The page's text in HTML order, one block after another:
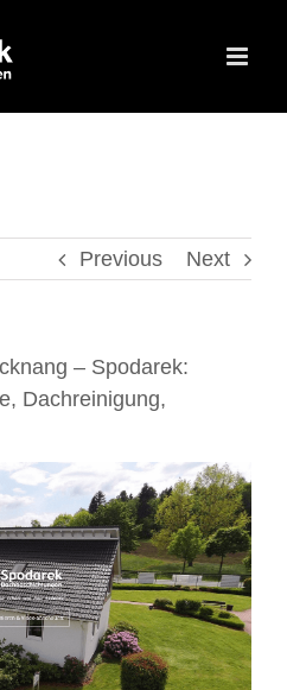
Previous Next
– Spodarek:
Dachreinigung,